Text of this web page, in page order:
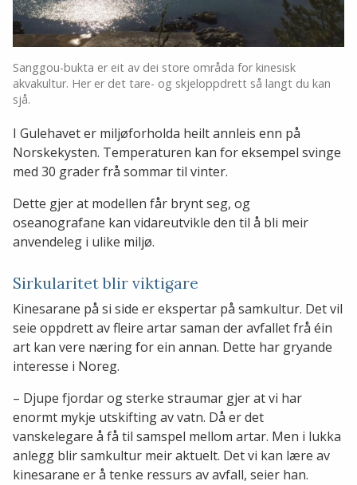
Sanggou-bukta er eit av dei store områda for kinesisk
akvakultur. Her er det tare- og skjeloppdrett så langt du kan
sjå.
I Gulehavet er miljøforholda heilt annleis enn på
Norskekysten. Temperaturen kan for eksempel svinge
med 30 grader frå sommar til vinter.
Dette gjer at modellen får brynt seg, og
oseanografane kan vidareutvikle den til å bli meir
anvendeleg i ulike miljø.
Sirkularitet blir viktigare
Kinesarane på si side er ekspertar på samkultur. Det vil
seie oppdrett av fleire artar saman der avfallet frå éin
art kan vere næring for ein annan. Dette har gryande
interesse i Noreg.
– Djupe fjordar og sterke straumar gjer at vi har
enormt mykje utskifting av vatn. Då er det
vanskelegare å få til samspel mellom artar. Men i lukka
anlegg blir samkultur meir aktuelt. Det vi kan lære av
kinesarane er å tenke ressurs av avfall, seier han.